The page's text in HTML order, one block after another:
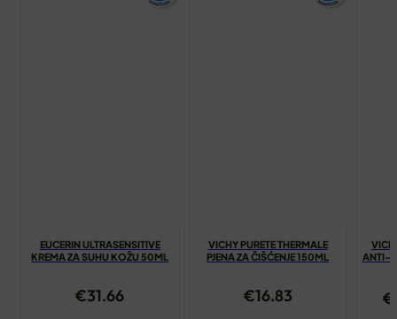
EUCERIN ULTRASENSITIVE
KREMA ZA SUHU KOŽU 50ML
€31.66
VICHY PURETE THERMALE
PJENA ZA ČIŠĆENJE 150ML
€16.83
ANTI-
€